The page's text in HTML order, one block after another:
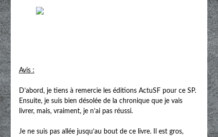
Avis :
D’abord, je tiens à remercie les éditions ActuSF pour ce SP.
Ensuite, je suis bien désolée de la chronique que je vais
livrer, mais, vraiment, je n’ai pas réussi.
Je ne suis pas allée jusqu’au bout de ce livre. Il est gros,